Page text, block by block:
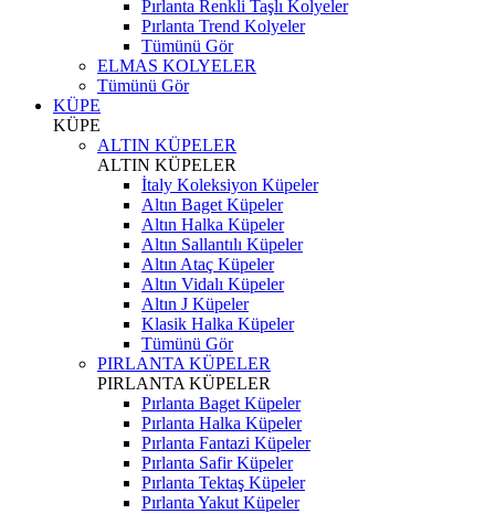
Pırlanta Renkli Taşlı Kolyeler
Pırlanta Trend Kolyeler
Tümünü Gör
ELMAS KOLYELER
Tümünü Gör
KÜPE
KÜPE
ALTIN KÜPELER
ALTIN KÜPELER
İtaly Koleksiyon Küpeler
Altın Baget Küpeler
Altın Halka Küpeler
Altın Sallantılı Küpeler
Altın Ataç Küpeler
Altın Vidalı Küpeler
Altın J Küpeler
Klasik Halka Küpeler
Tümünü Gör
PIRLANTA KÜPELER
PIRLANTA KÜPELER
Pırlanta Baget Küpeler
Pırlanta Halka Küpeler
Pırlanta Fantazi Küpeler
Pırlanta Safir Küpeler
Pırlanta Tektaş Küpeler
Pırlanta Yakut Küpeler